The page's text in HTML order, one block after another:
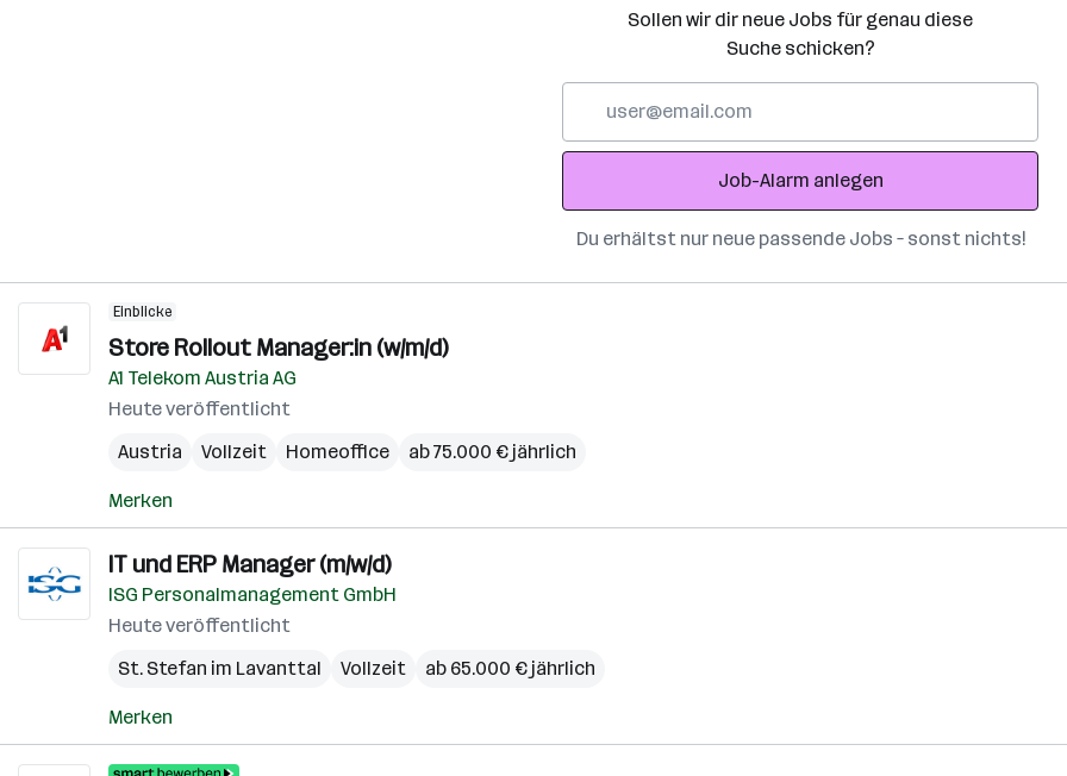
Sollen wir dir neue Jobs für genau diese
Suche schicken?
Adresse
Job-Alarm anlegen
Du erhältst nur neue passende Jobs – sonst nichts!
Einblicke
Store Rollout Manager:in (w/m/d)
A1 Telekom Austria AG
Heute veröffentlicht
Austria
Vollzeit Homeoffice ab 75.000 € jährlich
Merken
IT und ERP Manager (m/w/d)
ISG Personalmanagement GmbH
Heute veröffentlicht
St. Stefan im Lavanttal
Vollzeit ab 65.000 € jährlich
Merken